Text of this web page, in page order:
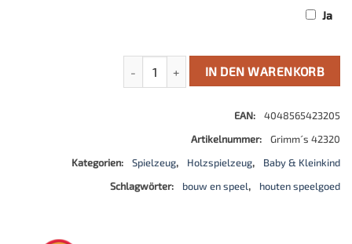
Ja
Tellen met kleuren MengeIN DEN WARENKORB
EAN:
4048565423205
Artikelnummer:
Grimm´s 42320
Kategorien:
Spielzeug, Holzspielzeug,
Baby & Kleinkind
Schlagwörter:
bouw en speel, houten speelgoed